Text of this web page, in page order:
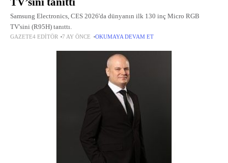
Samsung Electronics, CES 2026'da dünyanın ilk 130 inç Micro RGB
TV'sini (R95H) tanıttı.
GAZETE4 EDITÖR 7 AY ÖNCE OKUMAYA DEVAM ET